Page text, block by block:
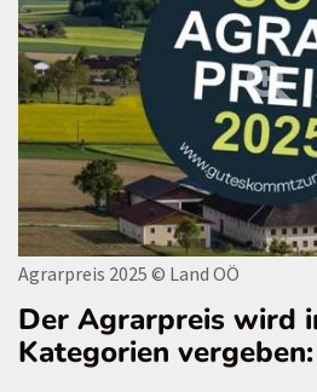
Agrarpreis 2025 © Land OÖ
Der Agrarpreis wird
Kategorien vergeben: